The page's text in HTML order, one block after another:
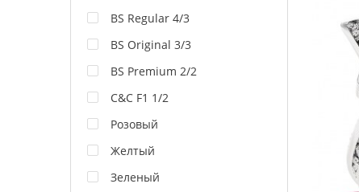
BS Regular 4/3
BS Original 3/3
BS Premium 2/2
C&C F1 1/2
Розовый
Желтый
Зеленый